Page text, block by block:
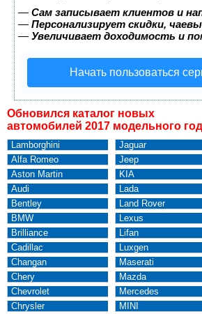
— Сам записывает клиентов и
— Персонализирует скидки,
— Увеличивает доходимость и
Начать пользоваться
Обновился каталог новых
автомобилей 2017 модельного
Lamborghini
Alfa Romeo
Aston Martin
Audi
Bentley
BMW
Brilliance
Cadillac
Changan
Chery
Chevrolet
Chrysler
Jaguar
Jeep
KIA
Lada
Land Rover
Lexus
Lifan
Luxgen
Maserati
Mazda
Mercedes
MINI